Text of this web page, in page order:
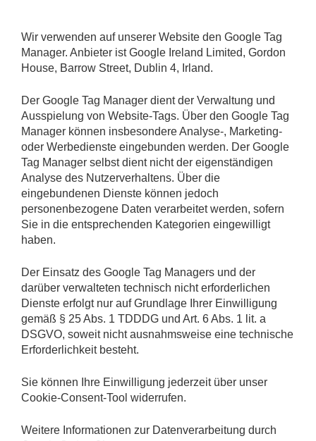
Wir verwenden auf unserer Website den Google Tag
Manager. Anbieter ist Google Ireland Limited, Gordon
House, Barrow Street, Dublin 4, Irland.
Der Google Tag Manager dient der Verwaltung und
Ausspielung von Website-Tags. Über den Google Tag
Manager können insbesondere Analyse-, Marketing-
oder Werbedienste eingebunden werden. Der Google
Tag Manager selbst dient nicht der eigenständigen
Analyse des Nutzerverhaltens. Über die
eingebundenen Dienste können jedoch
personenbezogene Daten verarbeitet werden, sofern
Sie in die entsprechenden Kategorien eingewilligt
haben.
Der Einsatz des Google Tag Managers und der
darüber verwalteten technisch nicht erforderlichen
Dienste erfolgt nur auf Grundlage Ihrer Einwilligung
gemäß § 25 Abs. 1 TDDDG und Art. 6 Abs. 1 lit. a
DSGVO, soweit nicht ausnahmsweise eine technische
Erforderlichkeit besteht.
Sie können Ihre Einwilligung jederzeit über unser
Cookie-Consent-Tool widerrufen.
Weitere Informationen zur Datenverarbeitung durch